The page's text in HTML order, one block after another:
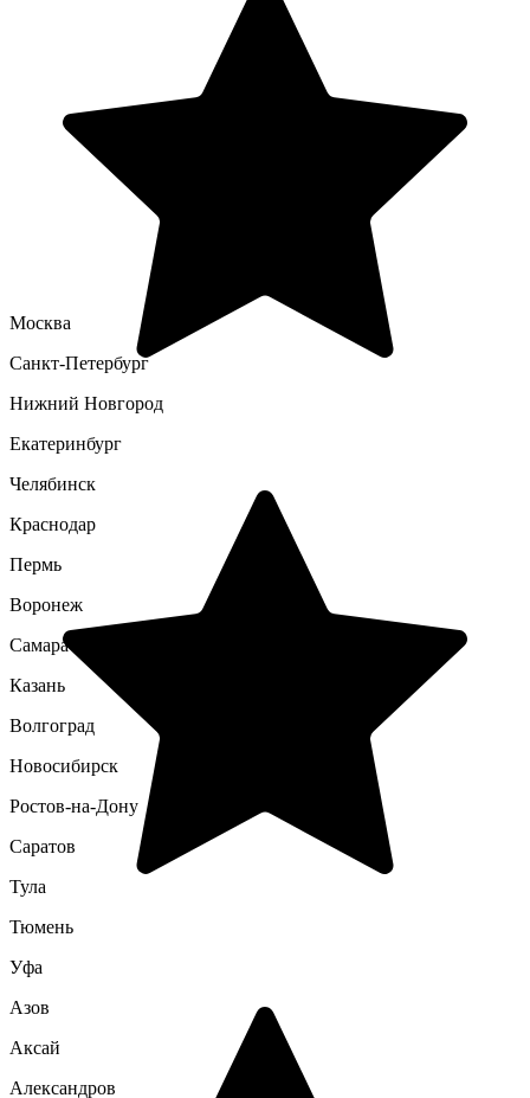
Москва
Санкт-Петербург
Нижний Новгород
Екатеринбург
Челябинск
Краснодар
Пермь
Воронеж
Самара
Казань
Волгоград
Новосибирск
Ростов-на-Дону
Саратов
Тула
Тюмень
Уфа
Азов
Аксай
Александров